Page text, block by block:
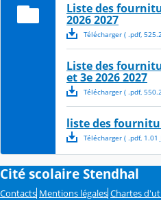
Liste des
2026 2027
Télécharger( .pdf,
Liste des
et 3e 2026 2027
Télécharger( .pdf,
liste des
Télécharger( .pdf, 1.01
Cité scolaire Stendhal
Contacts Mentions légales Chartes